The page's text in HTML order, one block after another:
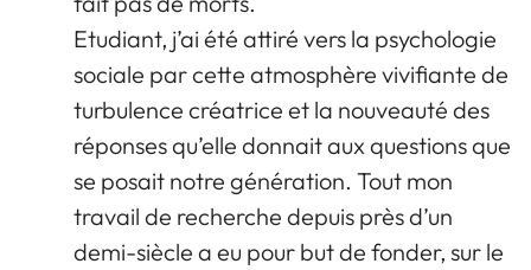
Etudiant, j’ai été attiré vers la psychologie
sociale par cette atmosphère vivifiante de
turbulence créatrice et la nouveauté des
réponses qu’elle donnait aux questions que
se posait notre génération. Tout mon
travail de recherche depuis près d’un
demi-siècle a eu pour but de fonder, sur le